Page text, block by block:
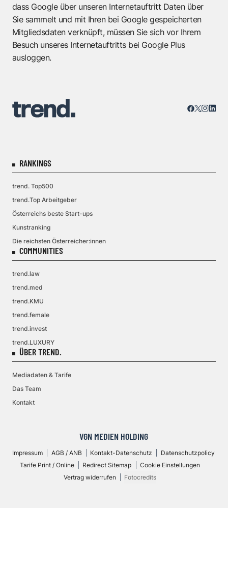
dass Google über unseren Internetauftritt Daten über
Sie sammelt und mit Ihren bei Google gespeicherten
Mitgliedsdaten verknüpft, müssen Sie sich vor Ihrem
Besuch unseres Internetauftritts bei Google Plus
ausloggen.
RANKINGS
trend. Top500
trend.Top Arbeitgeber
Österreichs beste Start-ups
Kunstranking
Die reichsten Österreicher:innen
COMMUNITIES
trend.law
trend.med
trend.KMU
trend.female
trend.invest
trend.LUXURY
ÜBER TREND.
Mediadaten & Tarife
Das Team
Kontakt
VGN MEDIEN HOLDING
Impressum AGB / ANB Kontakt-Datenschutz
Datenschutzpolicy
Tarife Print / Online
Redirect Sitemap
Cookie Einstellungen
Vertrag widerrufen
Fotocredits